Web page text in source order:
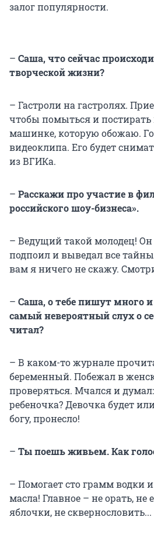
залог популярности.
– Саша, что сейчас
творческой жизни?
– Гастроли на гастролях.
чтобы помыться и
машинке, которую обожаю.
видеоклипа. Его будет
из ВГИКа.
– Расскажи про участие в
российского шоу-бизнеса».
– Ведущий такой молодец!
подпоил и выведал все
вам я ничего не скажу.
– Саша, о тебе пишут много и
самый невероятный слух о
читал?
– В каком-то журнале
беременный. Побежал в
проверяться. Мчался и
ребеночка? Девочка будет
богу, пронесло!
– Ты поешь живьем. Как
– Помогает сто грамм водки
масла! Главное – не орать, не
яблочки, не сквернословить...